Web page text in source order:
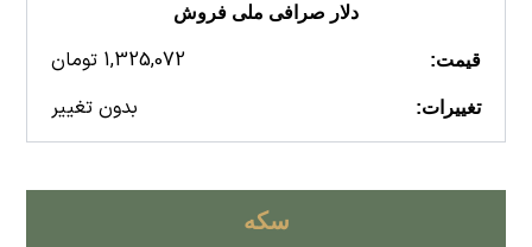
دلار صرافی ملی فروش
قیمت: 1,325,072 تومان
تغییرات: بدون تغییر
سکه